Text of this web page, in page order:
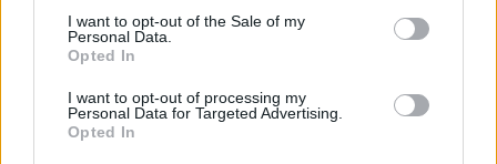
I want to opt-out of the Sale of my
Personal Data.
Opted In
I want to opt-out of processing my
Personal Data for Targeted Advertising.
Opted In